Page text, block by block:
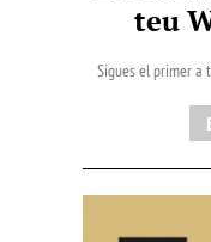
teu
Sigues el primer a